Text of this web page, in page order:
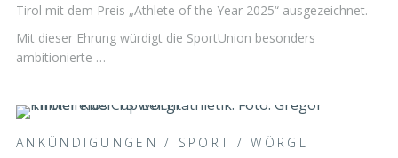
Tirol mit dem Preis „Athlete of the Year 2025“ ausgezeichnet.
Mit dieser Ehrung würdigt die SportUnion besonders
ambitionierte …
ANKÜNDIGUNGEN / SPORT /WÖRGL